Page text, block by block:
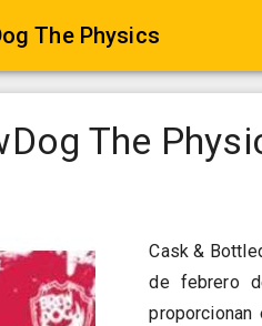
The Physics
The
Cask &
de febrero